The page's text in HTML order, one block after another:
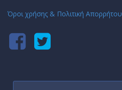
Όροι χρήσης & Πολιτική Απορρήτου